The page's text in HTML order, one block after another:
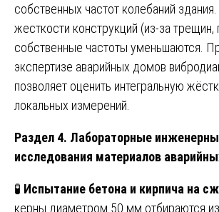
собственных частот колебаний
жесткости конструкций (из-за трещин,
собственные частоты уменьшаются.
экспертизе аварийных домов
позволяет оценить интегральную
локальных измерений.
Раздел 4. Лабораторные
исследования материалов
🧪 Испытание бетона и кирпича на
керны диаметром 50 мм отбираются